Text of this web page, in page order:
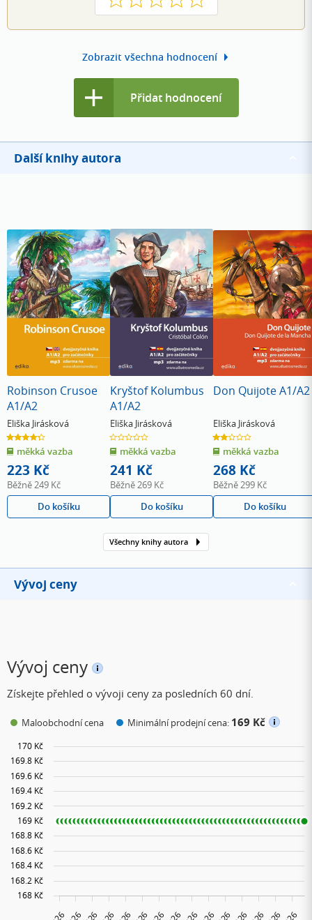
Zobrazit všechna hodnocení
Přidat hodnocení
Další knihy autora
Robinson Crusoe
A1/A2
Eliška Jirásková
4.3
z
5
hvězdiček
měkká vazba
223 Kč
Běžně249 Kč
Do košíku
Kryštof Kolumbus
A1/A2
Eliška Jirásková
0.0
z
5
hvězdiček
měkká vazba
241 Kč
Běžně269 Kč
Do košíku
Don Quijote A1/A2
Eliška Jirásková
2.0
z
5
hvězdiček
měkká vazba
268 Kč
Běžně299 Kč
Do košíku
Všechny knihy autora
Vývoj ceny
Vývoj ceny
Získejte přehled o vývoji ceny za posledních 60 dní.
Maloobchodní cena Minimální prodejní cena: 169 Kč